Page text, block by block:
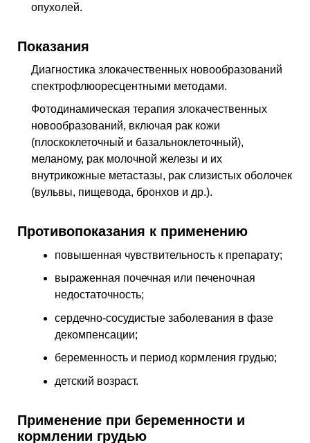
опухолей.
Показания
Диагностика злокачественных новообразований
спектрофлюоресцентными методами.
Фотодинамическая терапия злокачественных
новообразований, включая рак кожи
(плоскоклеточный и базальноклеточный),
меланому, рак молочной железы и их
внутрикожные метастазы, рак слизистых оболочек
(вульвы, пищевода, бронхов и др.).
Противопоказания к применению
повышенная чувствительность к препарату;
выраженная почечная или печеночная
недостаточность;
сердечно-сосудистые заболевания в фазе
декомпенсации;
беременность и период кормления грудью;
детский возраст.
Применение при беременности и
кормлении грудью